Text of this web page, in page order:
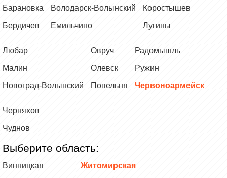
Барановка
Бердичев
Володарск-Волынский
Емильчино
Коростышев
Лугины
Любар
Малин
Новоград-Волынский
Овруч
Олевск
Попельня
Радомышль
Ружин
Червоноармейск
Черняхов
Чуднов
Выберите область:
Винницкая Житомирская